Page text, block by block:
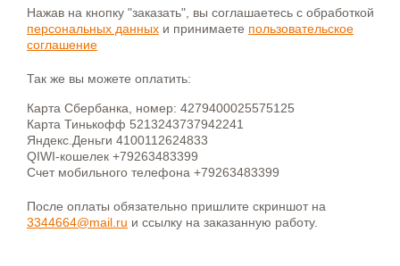
Нажав на кнопку "заказать", вы соглашаетесь с обработкой
персональных данных и принимаете пользовательское
соглашение
Так же вы можете оплатить:
Карта Сбербанка, номер: 4279400025575125
Карта Тинькофф 5213243737942241
Яндекс.Деньги 4100112624833
QIWI-кошелек +79263483399
Счет мобильного телефона +79263483399
После оплаты обязательно пришлите скриншот на
3344664@mail.ru и ссылку на заказанную работу.